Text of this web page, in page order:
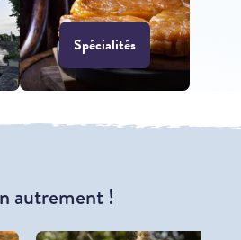
Spécialités
autrement !